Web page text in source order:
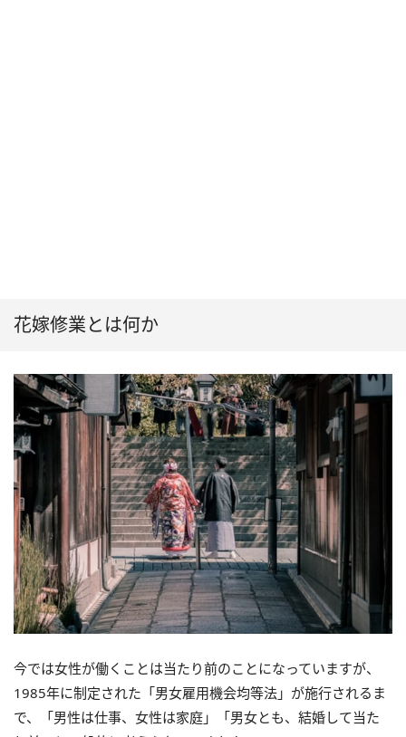
花嫁修業とは何か
今では女性が働くことは当たり前のことになっていますが、
1985年に制定された「男女雇用機会均等法」が施行されるま
で、「男性は仕事、女性は家庭」「男女とも、結婚して当た